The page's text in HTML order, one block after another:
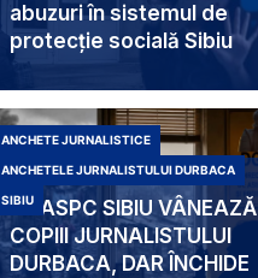
abuzuri în sistemul de
protecție socială Sibiu
DGASPC SIBIU VÂNEAZĂ
COPIII JURNALISTULUI
DURBACA, DAR ÎNCHIDE
ANCHETE JURNALISTICE
ANCHETELE JURNALISTULUI DURBACA
SIBIU